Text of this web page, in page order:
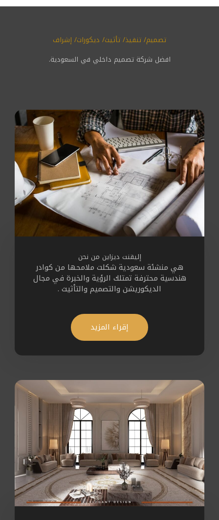
تصميم/ تنفيذ/ تأثيث/ ديكورات/ إشراف
افضل شركة تصميم داخلي في السعودية.
إليقنت ديزاين من نحن
هي منشئة سعودية شكلت ملامحها من كوادر
هندسية محترفة تمتلك الرؤية والخبرة في مجال
الديكوريشن والتصميم والتأثيث .
إقراء المزيد